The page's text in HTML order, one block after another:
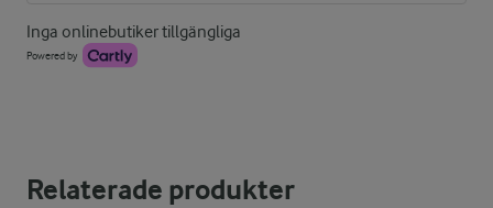
Inga onlinebutiker tillgängliga
Powered by
Relaterade produkter